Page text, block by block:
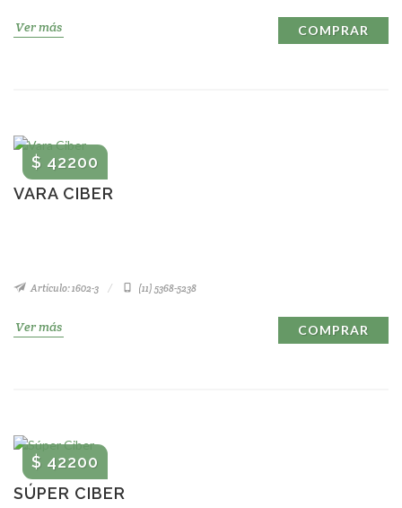
Ver más COMPRAR
VARA CIBER
$ 42200
Artículo: 1602-3 (11) 5368-5238
Ver más COMPRAR
SÚPER CIBER
$ 42200